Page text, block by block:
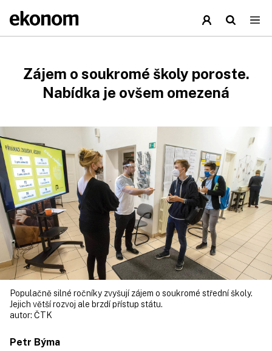
Zájem o soukromé školy poroste.
Nabídka je ovšem omezená
Populačně silné ročníky zvyšují zájem o soukromé střední školy.
Jejich větší rozvoj ale brzdí přístup státu.
autor: ČTK
Petr Býma